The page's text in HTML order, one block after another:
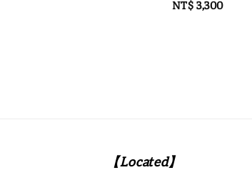
Regular
NT$ 3,300
【Located】